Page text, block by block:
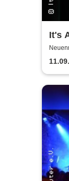
It's